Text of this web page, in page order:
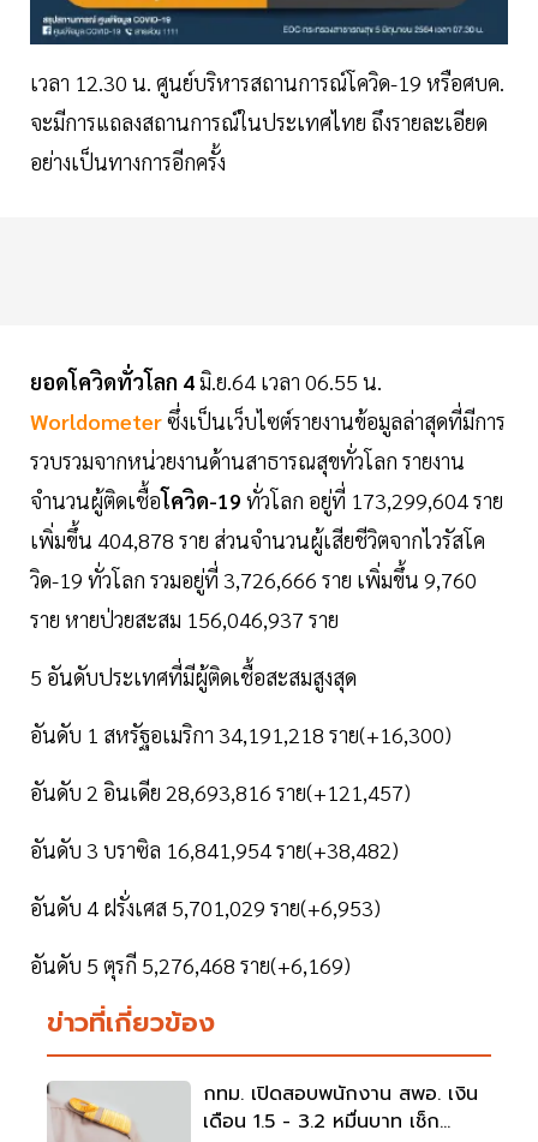
เวลา 12.30 น. ศูนย์บริหารสถานการณ์โควิด-19 หรือศบค.
จะมีการแถลงสถานการณ์ในประเทศไทย ถึงรายละเอียด
อย่างเป็นทางการอีกครั้ง
ยอดโควิดทั่วโลก 4มิ.ย.64 เวลา 06.55 น.
Worldometerซึ่งเป็นเว็บไซต์รายงานข้อมูลล่าสุดที่มีการ
รวบรวมจากหน่วยงานด้านสาธารณสุขทั่วโลก รายงาน
จำนวนผู้ติดเชื้อโควิด-19 ทั่วโลก อยู่ที่ 173,299,604 ราย
เพิ่มขึ้น 404,878 ราย ส่วนจำนวนผู้เสียชีวิตจากไวรัสโค
วิด-19 ทั่วโลก รวมอยู่ที่ 3,726,666 ราย เพิ่มขึ้น 9,760
ราย หายป่วยสะสม 156,046,937 ราย
5 อันดับประเทศที่มีผู้ติดเชื้อสะสมสูงสุด
อันดับ 1 สหรัฐอเมริกา 34,191,218 ราย(+16,300)
อันดับ 2 อินเดีย 28,693,816 ราย(+121,457)
อันดับ 3 บราซิล 16,841,954 ราย(+38,482)
อันดับ 4 ฝรั่งเศส 5,701,029 ราย(+6,953)
อันดับ 5 ตุรกี 5,276,468 ราย(+6,169)
ข่าวที่เกี่ยวข้อง
กทม. เปิดสอบพนักงาน สพอ. เงิน
เดือน 1.5 - 3.2 หมื่นบาท เช็ก